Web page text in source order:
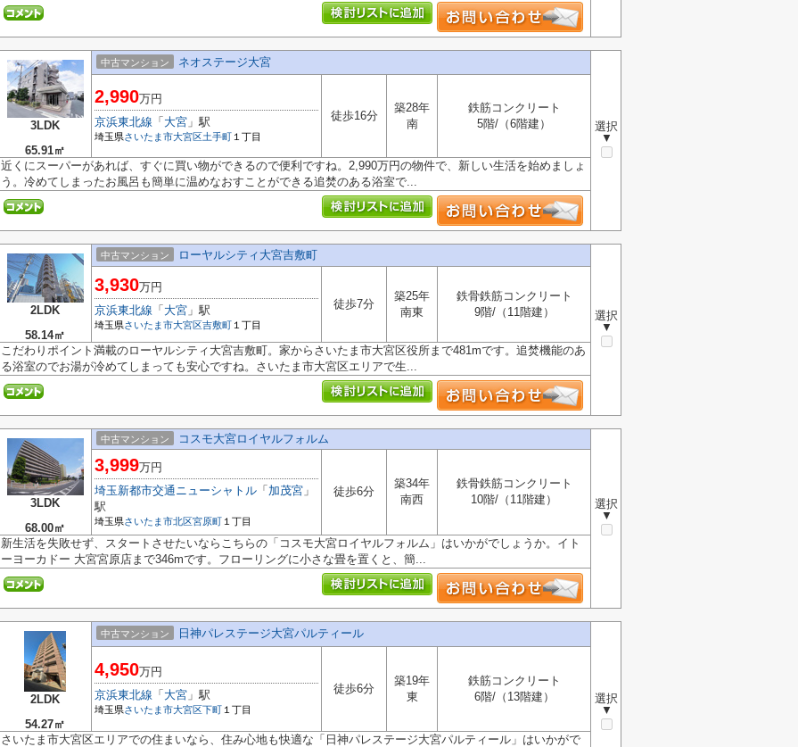
3LDK
65.91㎡
中古マンション ネオステージ大宮
選択
▼
2,990万円
京浜東北線 「 大宮 」駅
埼玉県さいたま市大宮区土手町 １丁目
徒歩16分
築28年
南
鉄筋コンクリート
5階/（6階建）
近くにスーパーがあれば、すぐに買い物ができるので便利ですね。2,990万円の物件で、新しい生活を始めましょ
う。冷めてしまったお風呂も簡単に温めなおすことができる追焚のある浴室で...
2LDK
58.14㎡
中古マンション ローヤルシティ大宮吉敷町
選択
▼
3,930万円
京浜東北線 「 大宮 」駅
埼玉県さいたま市大宮区吉敷町 １丁目
徒歩7分
築25年
南東
鉄骨鉄筋コンクリート
9階/（11階建）
こだわりポイント満載のローヤルシティ大宮吉敷町。家からさいたま市大宮区役所まで481mです。追焚機能のあ
る浴室のでお湯が冷めてしまっても安心ですね。さいたま市大宮区エリアで生...
3LDK
68.00㎡
中古マンション コスモ大宮ロイヤルフォルム
選択
▼
3,999万円
埼玉新都市交通ニューシャトル 「 加茂宮 」
駅
埼玉県さいたま市北区宮原町 １丁目
徒歩6分
築34年
南西
鉄骨鉄筋コンクリート
10階/（11階建）
新生活を失敗せず、スタートさせたいならこちらの「コスモ大宮ロイヤルフォルム」はいかがでしょうか。イト
ーヨーカドー 大宮宮原店まで346mです。フローリングに小さな畳を置くと、簡...
2LDK
54.27㎡
中古マンション 日神パレステージ大宮パルティール
選択
▼
4,950万円
京浜東北線 「 大宮 」駅
埼玉県さいたま市大宮区下町 １丁目
徒歩6分
築19年
東
鉄筋コンクリート
6階/（13階建）
さいたま市大宮区エリアでの住まいなら、住み心地も快適な「日神パレステージ大宮パルティール」はいかがで